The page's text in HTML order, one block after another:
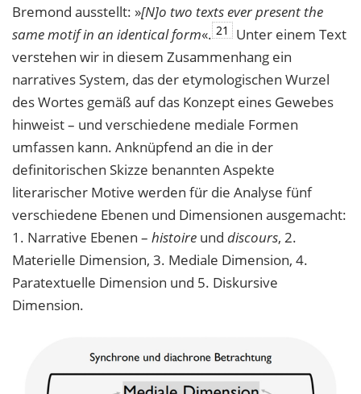
Bremond ausstellt: »[N]o two texts ever present the
same motif in an identicalform«. 21
Unter einem Text
verstehen wir in diesem Zusammenhang ein
narratives System, das der etymologischen Wurzel
des Wortes gemäß auf das Konzept eines Gewebes
hinweist – und verschiedene mediale Formen
umfassen kann. Anknüpfend an die in der
definitorischen Skizze benannten Aspekte
literarischer Motive werden für die Analyse fünf
verschiedene Ebenen und Dimensionen ausgemacht:
1. Narrative Ebenen – histoire und discours, 2.
Materielle Dimension, 3. Mediale Dimension, 4.
Paratextuelle Dimension und 5. Diskursive
Dimension.